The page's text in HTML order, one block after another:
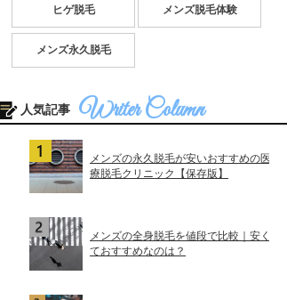
ヒゲ脱毛 メンズ脱毛体験
メンズ永久脱毛
人気記事
メンズの永久脱毛が安いおすすめの医
療脱毛クリニック【保存版】
メンズの全身脱毛を値段で比較｜安く
ておすすめなのは？